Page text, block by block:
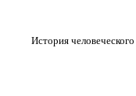
История